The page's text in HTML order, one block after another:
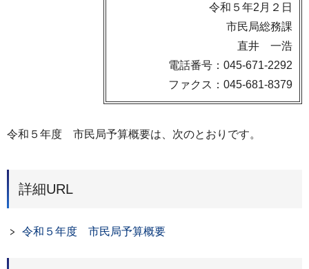
令和５年2月２日
市民局総務課
直井 一浩
電話番号：045-671-2292
ファクス：045-681-8379
令和５年度 市民局予算概要は、次のとおりです。
詳細URL
令和５年度 市民局予算概要